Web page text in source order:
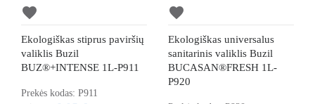
favorite
Ekologiškas stiprus paviršių
valiklis Buzil
BUZ®+INTENSE 1L-P911
Prekės kodas: P911
favorite
Ekologiškas universalus
sanitarinis valiklis Buzil
BUCASAN®FRESH 1L-
P920